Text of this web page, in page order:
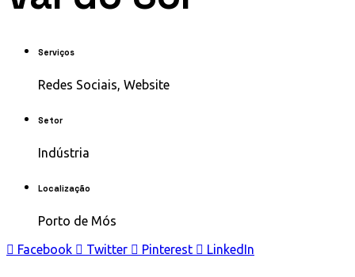
Serviços
Redes Sociais, Website
Setor
Indústria
Localização
Porto de Mós
Facebook
Twitter Pinterest LinkedIn